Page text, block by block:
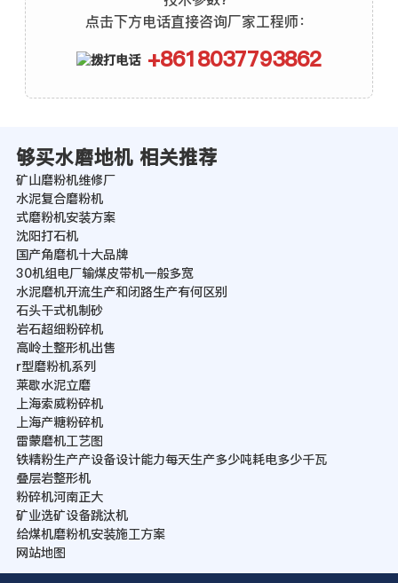
点击下方电话直接咨询厂家工程师：
+8618037793862
够买水磨地机 相关推荐
矿山磨粉机维修厂
水泥复合磨粉机
式磨粉机安装方案
沈阳打石机
国产角磨机十大品牌
30机组电厂输煤皮带机一般多宽
水泥磨机开流生产和闭路生产有何区别
石头干式机制砂
岩石超细粉碎机
高岭土整形机出售
r型磨粉机系列
莱歇水泥立磨
上海索威粉碎机
上海产糖粉碎机
雷蒙磨机工艺图
铁精粉生产产设备设计能力每天生产多少吨耗电多少千瓦
叠层岩整形机
粉碎机河南正大
矿业选矿设备跳汰机
给煤机磨粉机安装施工方案
网站地图